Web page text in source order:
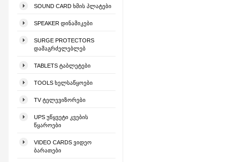
SOUND CARD ᲮᲛᲘᲡ ᲞᲚᲐᲢᲔᲑᲘ
SPEAKER ᲓᲘᲜᲐᲛᲘᲙᲔᲑᲘ
SURGE PROTECTORS
ᲓᲐᲛᲐᲒᲠᲫᲔᲚᲔᲑᲚᲔᲑ
TABLETS ᲢᲐᲑᲚᲔᲢᲔᲑᲘ
TOOLS ᲮᲔᲚᲡᲐᲬᲧᲝᲔᲑᲘ
TV ᲢᲔᲚᲔᲕᲘᲖᲝᲠᲔᲑᲘ
UPS ᲣᲬᲧᲕᲔᲢᲘ ᲙᲕᲔᲑᲘᲡ
ᲬᲧᲐᲠᲝᲔᲑᲘ
VIDEO CARDS ᲕᲘᲓᲔᲝ
ᲑᲐᲠᲐᲗᲔᲑᲘ